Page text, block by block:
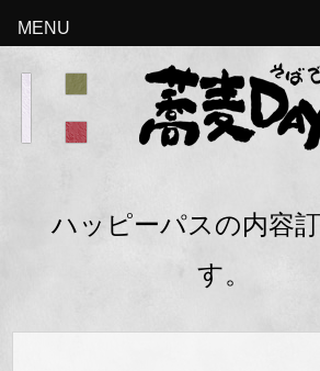
ハッピーパスの内容
す。
MENU